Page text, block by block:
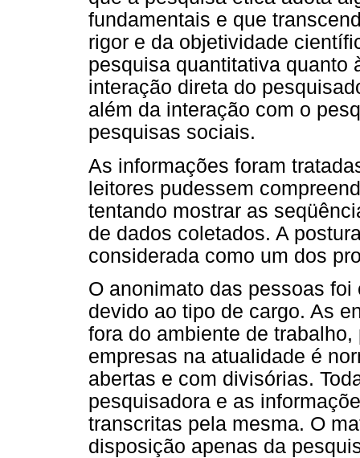
fundamentais e que
rigor e da objetividade
pesquisa quantitativa quanto
interação direta do
além da interação com o
pesquisas sociais.
As informações foram
leitores pudessem
tentando mostrar as
de dados coletados. A
considerada como um dos
O anonimato das pessoas
devido ao tipo de cargo. As
fora do ambiente de
empresas na atualidade é
abertas e com divisórias.
pesquisadora e as
transcritas pela mesma. O
disposição apenas da